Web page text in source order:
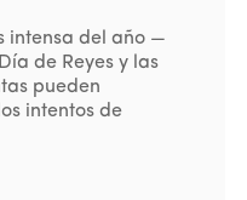
intensa del año —
de Reyes y las
pueden
intentos de